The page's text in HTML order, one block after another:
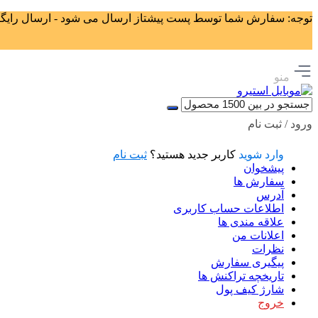
توجه: سفارش شما توسط پست پیشتاز ارسال می شود - ارسال رایگان برای
منو
ورود / ثبت نام
وارد شوید کاربر جدید هستید؟ ثبت نام
پیشخوان
سفارش ها
آدرس
اطلاعات حساب كاربری
علاقه مندی ها
اعلانات من
نظرات
پیگیری سفارش
تاریخچه تراکنش ها
شارژ کیف پول
خروج